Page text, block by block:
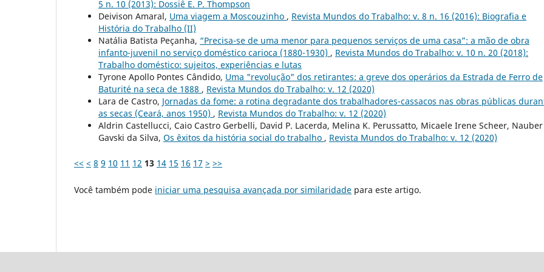
5 n. 10 (2013): Dossiê E. P. Thompson
Deivison Amaral, Uma viagem a Moscouzinho , Revista Mundos do Trabalho: v. 8 n. 16 (2016): Biografia e
História do Trabalho (II)
Natália Batista Peçanha, “Precisa-se de uma menor para pequenos serviços de uma casa”: a mão de obra
infanto-juvenil no serviço doméstico carioca (1880-1930) , Revista Mundos do Trabalho: v. 10 n. 20 (2018):
Trabalho doméstico: sujeitos, experiências e lutas
Tyrone Apollo Pontes Cândido, Uma "revolução" dos retirantes: a greve dos operários da Estrada de Ferro de
Baturité na seca de 1888 , Revista Mundos do Trabalho: v. 12 (2020)
Lara de Castro, Jornadas da fome: a rotina degradante dos trabalhadores-cassacos nas obras públicas
as secas (Ceará, anos 1950) , Revista Mundos do Trabalho: v. 12 (2020)
Aldrin Castellucci, Caio Castro Gerbelli, David P. Lacerda, Melina K. Perussatto, Micaele Irene Scheer, Nauber
Gavski da Silva, Os êxitos da história social do trabalho , Revista Mundos do Trabalho: v. 12 (2020)
<< < 8 9 10 11 12 13 14 15 16 17 > >>
Você também pode iniciar uma pesquisa avançada por similaridade para este artigo.